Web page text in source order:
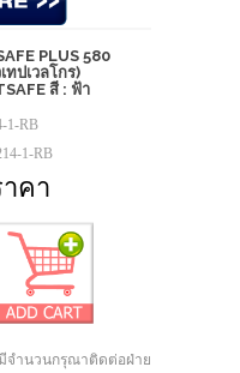
PLUS 580
ทปเวลโกร)
สี : ฟ้า
1-RB
1-RB
คา
จำนวนกรุณาติดต่อฝ่าย